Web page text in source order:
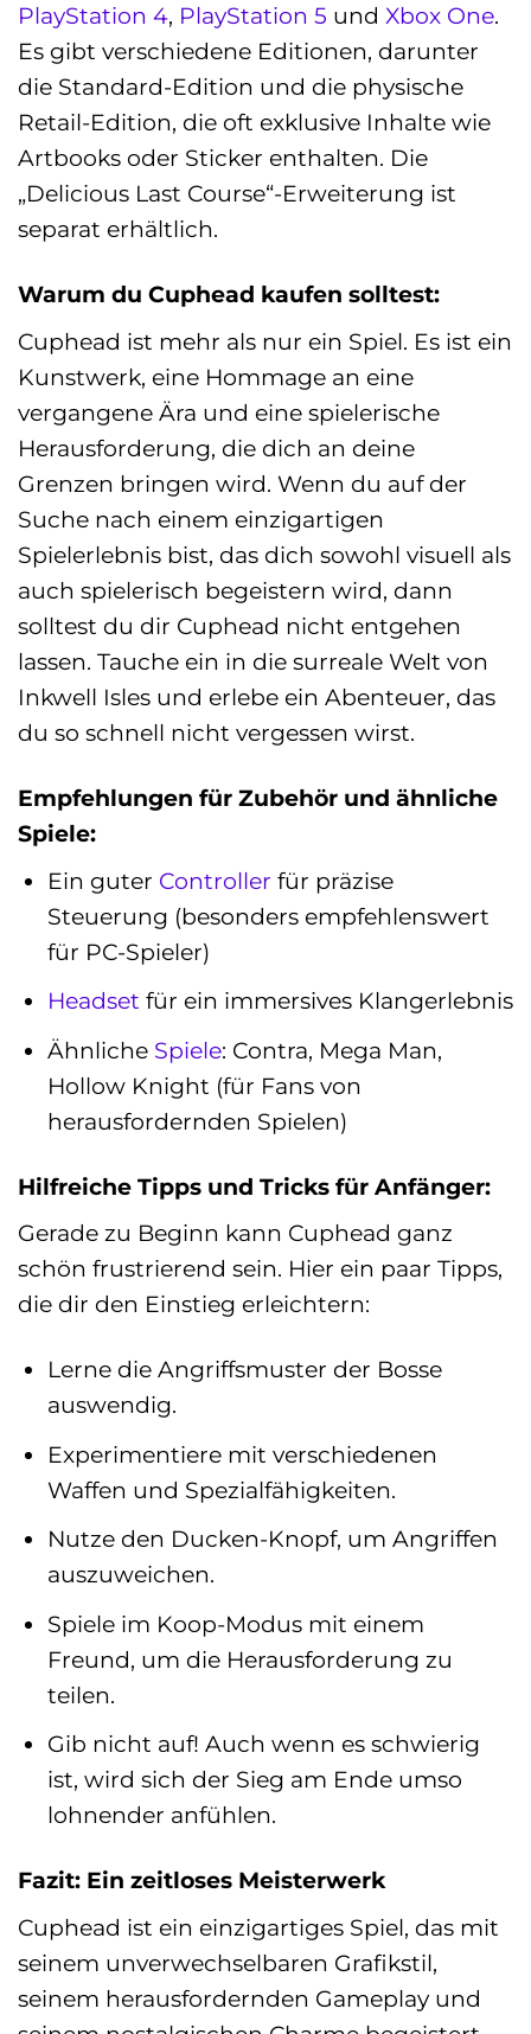
PlayStation 4, PlayStation 5 und Xbox One.
Es gibt verschiedene Editionen, darunter
die Standard-Edition und die physische
Retail-Edition, die oft exklusive Inhalte wie
Artbooks oder Sticker enthalten. Die
„Delicious Last Course“-Erweiterung ist
separat erhältlich.
Warum du Cuphead kaufen solltest:
Cuphead ist mehr als nur ein Spiel. Es ist ein
Kunstwerk, eine Hommage an eine
vergangene Ära und eine spielerische
Herausforderung, die dich an deine
Grenzen bringen wird. Wenn du auf der
Suche nach einem einzigartigen
Spielerlebnis bist, das dich sowohl visuell als
auch spielerisch begeistern wird, dann
solltest du dir Cuphead nicht entgehen
lassen. Tauche ein in die surreale Welt von
Inkwell Isles und erlebe ein Abenteuer, das
du so schnell nicht vergessen wirst.
Empfehlungen für Zubehör und ähnliche
Spiele:
Ein guter Controller für präzise
Steuerung (besonders empfehlenswert
für PC-Spieler)
Headset für ein immersives Klangerlebnis
Ähnliche Spiele: Contra, Mega Man,
Hollow Knight (für Fans von
herausfordernden Spielen)
Hilfreiche Tipps und Tricks für Anfänger:
Gerade zu Beginn kann Cuphead ganz
schön frustrierend sein. Hier ein paar Tipps,
die dir den Einstieg erleichtern:
Lerne die Angriffsmuster der Bosse
auswendig.
Experimentiere mit verschiedenen
Waffen und Spezialfähigkeiten.
Nutze den Ducken-Knopf, um Angriffen
auszuweichen.
Spiele im Koop-Modus mit einem
Freund, um die Herausforderung zu
teilen.
Gib nicht auf! Auch wenn es schwierig
ist, wird sich der Sieg am Ende umso
lohnender anfühlen.
Fazit: Ein zeitloses Meisterwerk
Cuphead ist ein einzigartiges Spiel, das mit
seinem unverwechselbaren Grafikstil,
seinem herausfordernden Gameplay und